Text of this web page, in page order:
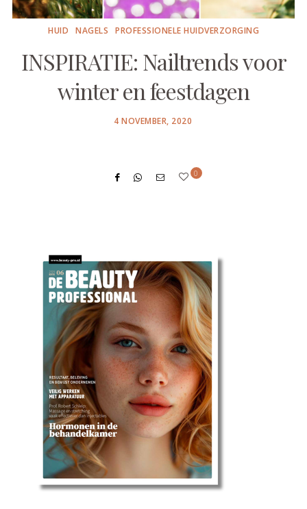
HUID NAGELS PROFESSIONELE HUIDVERZORGING
INSPIRATIE: Nailtrends voor
winter en feestdagen
POSTED
4 NOVEMBER, 2020
0